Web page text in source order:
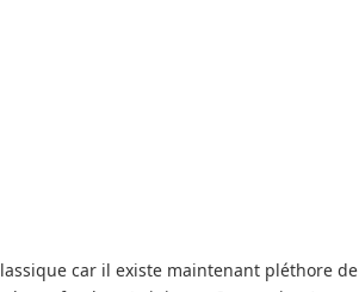
car il existe maintenant pléthore de